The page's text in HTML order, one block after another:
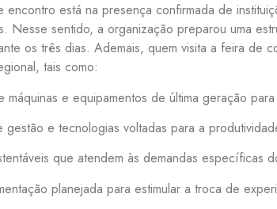
está na presença confirmada de
Nesse sentido, a organização preparou uma
os três dias. Ademais, quem visita a feira de
tais como:
máquinas e equipamentos de última geração
gestão e tecnologias voltadas para a
que atendem às demandas específicas
planejada para estimular a troca de